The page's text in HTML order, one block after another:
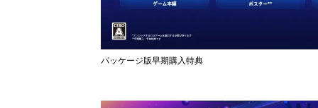
パッケージ版早期購入特典